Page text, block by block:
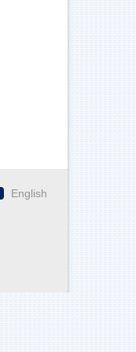
English